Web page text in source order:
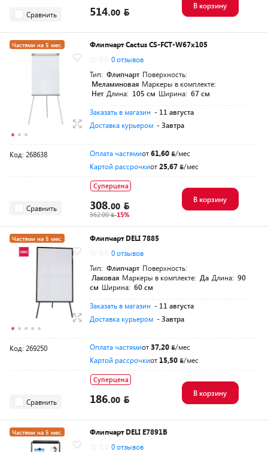
Сравнить 514.00
В корзину
Частями на 5 мес.
Флипчарт Cactus CS-FCT-W67x105
0 отзывов
Тип: Флипчарт Поверхность:
Меламиновая Маркеры в комплекте:
Нет Длина: 105 см Ширина: 67 см
Заказать в магазин - 11 августа
Доставка курьером - Завтра
Код: 268638 Оплата частямиот61,60
/мес
Картой рассрочкиот25,67 /мес
Сравнить
Суперцена
308.00
362.00 -15%
В корзину
Частями на 5 мес.
Флипчарт DELI 7885
0 отзывов
Тип: Флипчарт Поверхность:
Лаковая Маркеры в комплекте: Да Длина: 90
см Ширина: 60 см
Заказать в магазин - 11 августа
Доставка курьером - Завтра
Код: 269250 Оплата частямиот37,20
/мес
Картой рассрочкиот 15,50 /мес
Сравнить
Суперцена
186.00
В корзину
Частями на 5 мес.
Флипчарт DELI E7891B
0 отзывов